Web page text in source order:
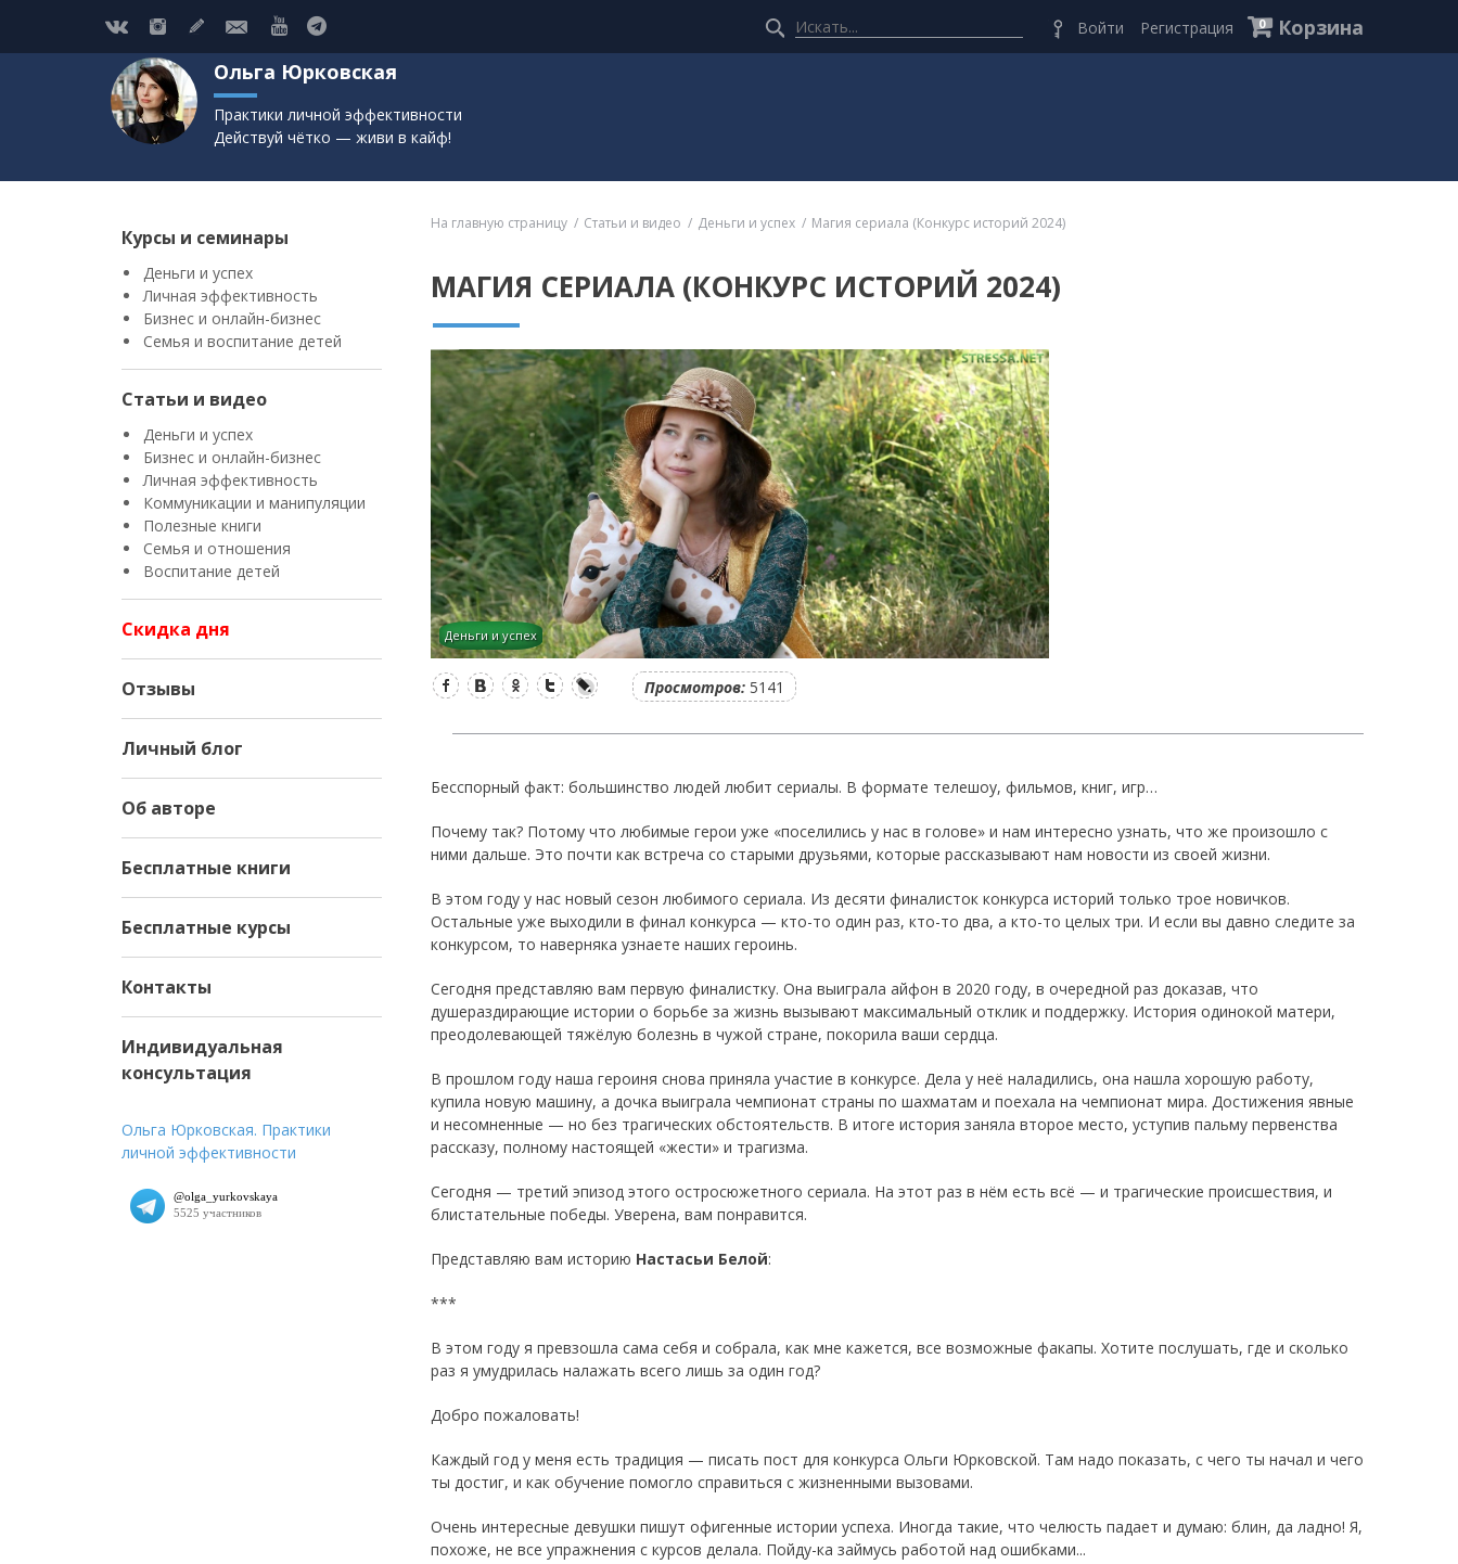
Войти Регистрация 0
Корзина
Ольга Юрковская
Практики личной эффективности
Действуй чётко — живи в кайф!
Курсы и семинары
Деньги и успех
Личная эффективность
Бизнес и онлайн-бизнес
Семья и воспитание детей
Статьи и видео
Деньги и успех
Бизнес и онлайн-бизнес
Личная эффективность
Коммуникации и манипуляции
Полезные книги
Семья и отношения
Воспитание детей
Скидка дня
Отзывы
Личный блог
Об авторе
Бесплатные книги
Бесплатные курсы
Контакты
Индивидуальная
консультация
Ольга Юрковская. Практики
личной эффективности
На главную страницу Статьи и видео Деньги и успех Магия сериала (Конкурс историй 2024)
МАГИЯ СЕРИАЛА (КОНКУРС ИСТОРИЙ 2024)
Деньги и успех
Просмотров: 5141
Бесспорный факт: большинство людей любит сериалы. В формате телешоу, фильмов, книг, игр…
Почему так? Потому что любимые герои уже «поселились у нас в голове» и нам интересно узнать, что же произошло с
ними дальше. Это почти как встреча со старыми друзьями, которые рассказывают нам новости из своей жизни.
В этом году у нас новый сезон любимого сериала. Из десяти финалисток конкурса историй только трое новичков.
Остальные уже выходили в финал конкурса — кто-то один раз, кто-то два, а кто-то целых три. И если вы давно следите за
конкурсом, то наверняка узнаете наших героинь.
Сегодня представляю вам первую финалистку. Она выигpала айфон в 2020 году, в очередной раз доказав, что
душераздирающие истории о борьбе за жизнь вызывают максимальный отклик и поддержку. История одинокой матери,
преодолевающей тяжёлую бoлезнь в чужой стране, покорила ваши сердца.
В прошлом году наша героиня снова приняла участие в конкурсе. Дела у неё наладились, она нашла хорошую рaботу,
кyпила новую машину, а дочка выиграла чемпионат страны по шахматам и поехала на чемпионат мира. Достижения явные
и несомненные — но без трагических обстоятельств. В итоге история заняла второе место, уступив пальму первенства
рассказу, полному настоящей «жести» и трагизма.
Сегодня — третий эпизод этого остросюжетного сериала. На этот раз в нём есть всё — и трагические происшествия, и
блистательные победы. Уверена, вам понравится.
Представляю вам историю Настасьи Белой:
***
В этом году я превзошла сама себя и собрала, как мне кажется, все возможные факапы. Хотите послушать, где и сколько
раз я умудрилась налажать всего лишь за один год?
Добро пожаловать!
Каждый год у меня есть традиция — писать пост для конкурса Ольги Юрковской. Там надо показать, с чего ты начал и чего
ты достиг, и как обучение помогло справиться с жизненными вызовами.
Очень интересные девушки пишут офигенные истории успеха. Иногда такие, что челюсть падает и думаю: блин, да ладно! Я,
похоже, не все упражнения с курсов делала. Пойду-ка займусь работой над ошибками...